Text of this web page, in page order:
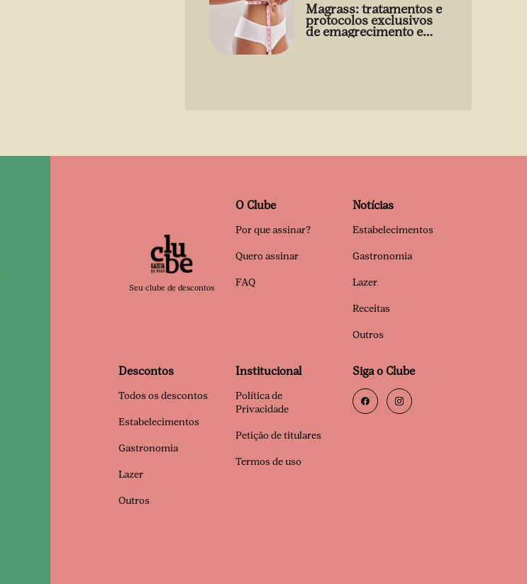
Magrass: tratamentos e
protocolos exclusivos
de emagrecimento e
estética sem uso de
Seu clube de descontos
O Clube
Por que assinar?
Quero assinar
FAQ
Notícias
Estabelecimentos
Gastronomia
Lazer
Receitas
Outros
Descontos
Todos os descontos
Estabelecimentos
Gastronomia
Lazer
Outros
Institucional
Política de
Privacidade
Petição de titulares
Termos de uso
Siga o Clube